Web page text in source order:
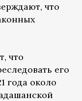
что
что
его
года около